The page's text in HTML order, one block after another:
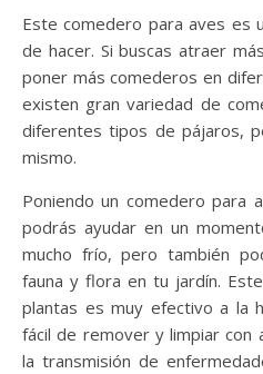
Este comedero para aves es un proyecto divertido y fácil
de hacer. Si buscas atraer
poner más comederos en
existen gran variedad de
diferentes tipos de pájaros,
mismo.
Poniendo un comedero para
podrás ayudar en un
mucho frío, pero también
fauna y flora en tu jardín.
plantas es muy efectivo a la
fácil de remover y limpiar con
la transmisión de